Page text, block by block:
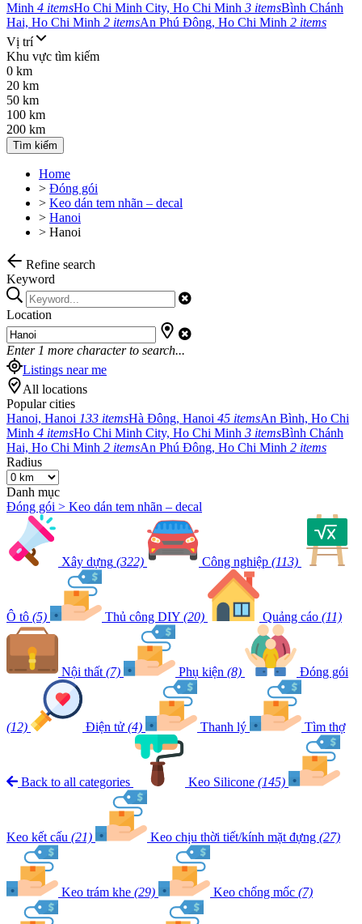
Minh 4 itemsHo Chi Minh City, Ho Chi Minh 3 itemsBình Chánh
Hai, Ho Chi Minh 2 itemsAn Phú Đông, Ho Chi Minh 2 items
Vị trí
Khu vực tìm kiếm
0 km
20 km
50 km
100 km
200 km
Tìm kiếm
Home
> Đóng gói
> Keo dán tem nhãn – decal
> Hanoi
> Hanoi
Refine search
Keyword
Location
Enter 1 more character to search...
Listings near me
All locations
Popular cities
Hanoi, Hanoi 133 itemsHà Đông, Hanoi 45 itemsAn Bình, Ho Chi
Minh 4 itemsHo Chi Minh City, Ho Chi Minh 3 itemsBình Chánh
Hai, Ho Chi Minh 2 itemsAn Phú Đông, Ho Chi Minh 2 items
Radius
Danh mục
Đóng gói > Keo dán tem nhãn – decal
Xây dựng (322) Công nghiệp (113)
Ô tô (5) Thủ công DIY (20) Quảng cáo (11)
Nội thất (7) Phụ kiện (8) Đóng gói
(12) Điện tử (4) Thanh lý Tìm thợ
Back to all categories Keo Silicone (145)
Keo kết cấu (21) Keo chịu thời tiết/kính mặt đựng (27)
Keo trám khe (29) Keo chống mốc (7)